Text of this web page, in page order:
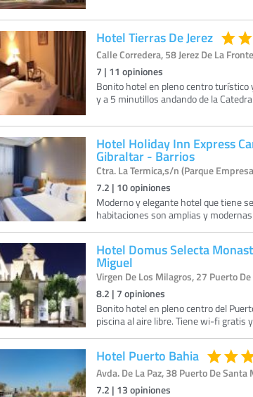
Hotel Tierras De Jerez
Calle Corredera, 58 Jerez De La
7 | 11 opiniones
Bonito hotel en pleno centro turístico
y a 5 minutillos andando de la
Hotel Holiday Inn Express
Gibraltar - Barrios
Ctra. La Termica,s/n (Parque
7.2 | 10opiniones
Moderno y elegante hotel que tiene
habitaciones son amplias y
Hotel Domus Selecta
Miguel
Virgen De Los Milagros, 27 Puerto
8.2 | 7 opiniones
Bonito hotel en pleno centro del
piscina al aire libre. Tiene wi-fi gratis
Hotel Puerto Bahia
Avda. De La Paz, 38 Puerto De Santa
7.2 | 13 opiniones